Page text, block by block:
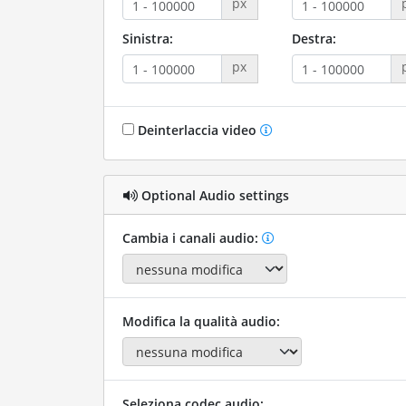
px
Sinistra:
px
Destra:
Deinterlaccia video
Optional Audio settings
Cambia i canali audio:
Modifica la qualità audio: